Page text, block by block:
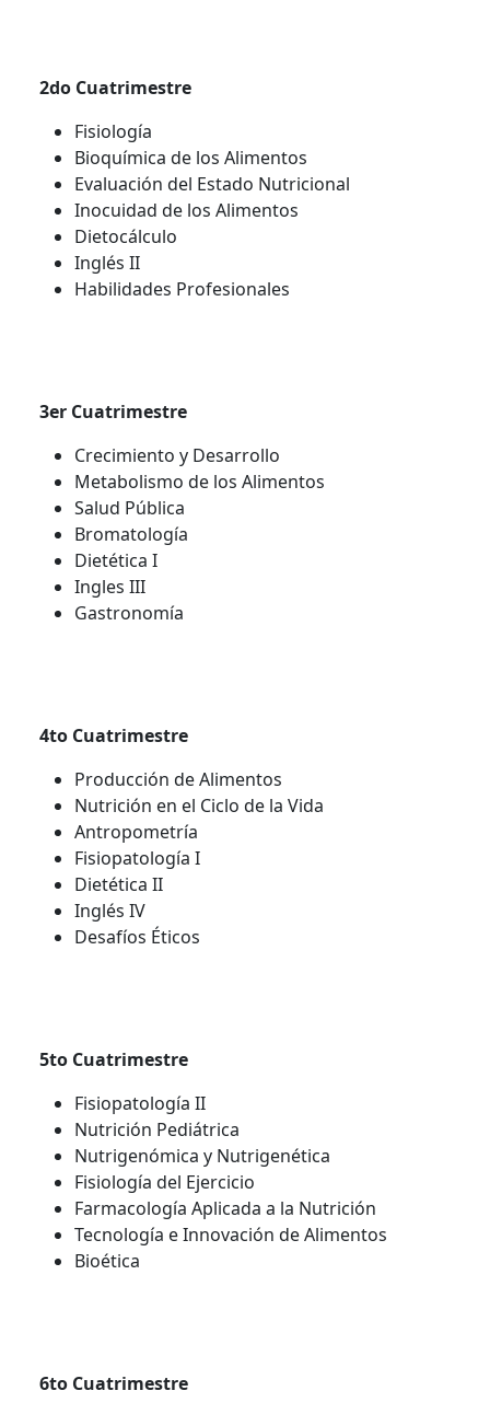
2do Cuatrimestre
Fisiología
Bioquímica de los Alimentos
Evaluación del Estado Nutricional
Inocuidad de los Alimentos
Dietocálculo
Inglés II
Habilidades Profesionales
3er Cuatrimestre
Crecimiento y Desarrollo
Metabolismo de los Alimentos
Salud Pública
Bromatología
Dietética I
Ingles III
Gastronomía
4to Cuatrimestre
Producción de Alimentos
Nutrición en el Ciclo de la Vida
Antropometría
Fisiopatología I
Dietética II
Inglés IV
Desafíos Éticos
5to Cuatrimestre
Fisiopatología II
Nutrición Pediátrica
Nutrigenómica y Nutrigenética
Fisiología del Ejercicio
Farmacología Aplicada a la Nutrición
Tecnología e Innovación de Alimentos
Bioética
6to Cuatrimestre